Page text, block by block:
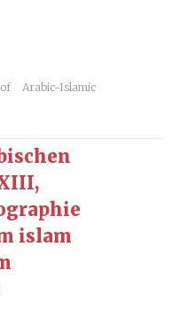
Arabic-Islamic
islam